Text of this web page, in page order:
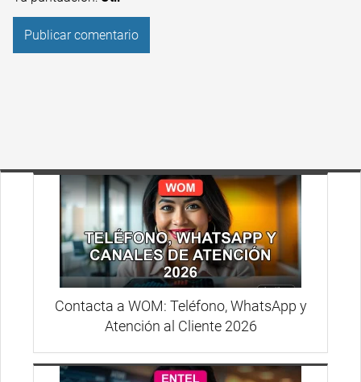
Contacta a WOM: Teléfono, WhatsApp y
Atención al Cliente 2026